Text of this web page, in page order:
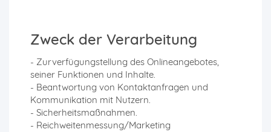
Zweck der Verarbeitung
- Zurverfügungstellung des Onlineangebotes,
seiner Funktionen und Inhalte.
- Beantwortung von Kontaktanfragen und
Kommunikation mit Nutzern.
- Sicherheitsmaßnahmen.
- Reichweitenmessung/Marketing